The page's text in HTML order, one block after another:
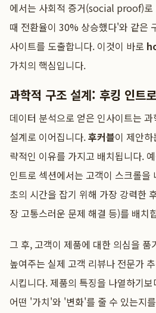
에서는 사회적 증거(social proof)로
때 전환율이 30% 상승했다'와 같은
사이트를 도출합니다. 이것이 바로
가치의 핵심입니다.
과학적 구조 설계: 후킹 인트
데이터 분석으로 얻은 인사이트는
설계로 이어집니다.후커블이 제안
략적인 이유를 가지고 배치됩니다.
인트로 섹션에서는 고객이 스크롤을
초의 시간을 잡기 위해 가장 강력한
장 고통스러운 문제 해결 등)를 배치
그 후, 고객이 제품에 대한 의심을 품
높여주는 실제 고객 리뷰나 전문가
시킵니다. 제품의 특징을 나열하기
어떤 '가치'와 '변화'를 줄 수 있는지